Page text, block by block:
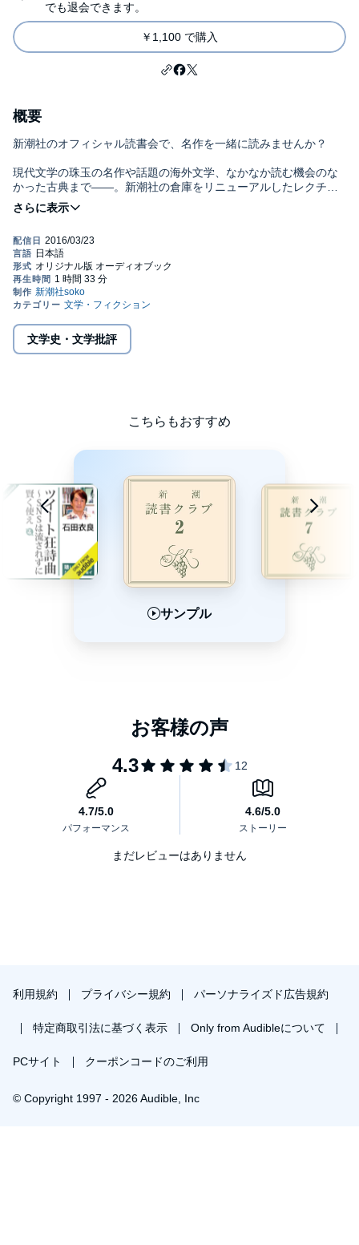
でも退会できます。
￥1,100 で購入
概要
新潮社のオフィシャル読書会で、名作を一緒に読みませんか？
現代文学の珠玉の名作や話題の海外文学、なかなか読む機会のな
かった古典まで―—。新潮社の倉庫をリニューアルしたレクチャ
ースペース〈soko〉では、毎回バラエティ豊かな新潮社の棚の中
から課題図書を選び、その本の愛読者であるゲストをお呼びして
んか？
第五回の課題図書は、谷崎潤一郎の『痴人の愛』（新潮文庫）で
す。谷崎文学の中で、最も有名な悪女「ナオミ」。エリート・サ
ラリーマンだった譲治は、妻として引き取った十四歳も年下のナ
ます。マゾヒスティックな快楽に溺れていく男と、妖艶さを増し
ながら調教に目覚めていく女。破滅さえも厭わないほど美しいも
のユーモア溢れる鋭いトークに、会場は大盛り上がりでした。今
回は草食系男子やＭ男を先取りしたとも言える『痴人の愛』か
かつてこの本に魅せられた方、この読書会をきっかけに初めてペ
ージをめくる方、どんな方でもお気軽にご参加ください。新潮読
書クラブでは、新しい出会いをご用意してお待ちしております。
（進行：新潮社 宮川直実）
＊レクチャースペース〈soko〉は店舗内のオープンスペースのた
め、たまに環境音が入っていることがございます。ご了承くださ
いませ。(Ｃ)2016新潮社soko カバーアート(C)新潮社soko
文学史・文学批評
こちらもおすすめ
サンプル
まだレビューはありません
利用規約 プライバシー規約 パーソナライズド広告規約
特定商取引法に基づく表示 Only from Audibleについて
PCサイト クーポンコードのご利用
© Copyright 1997 - 2026 Audible, Inc